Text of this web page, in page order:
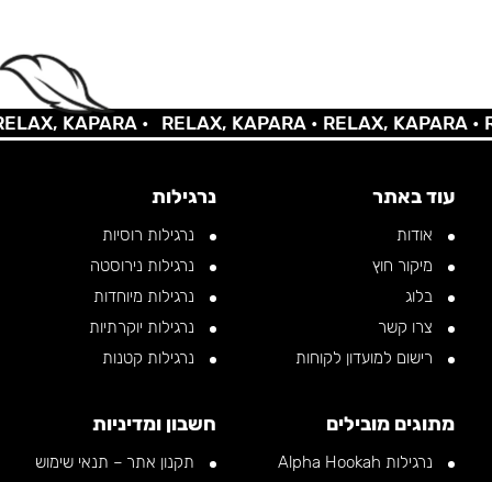
KAPARA • RELAX, KAPARA •RELAX, KAPARA •
עוד באתר
אודות
מיקור חוץ
בלוג
צרו קשר
רישום למועדון לקוחות
נרגילות
נרגילות רוסיות
נרגילות נירוסטה
נרגילות מיוחדות
נרגילות יוקרתיות
נרגילות קטנות
מתוגים מובילים
נרגילות Alpha Hookah
חשבון ומדיניות
תקנון אתר – תנאי שימוש